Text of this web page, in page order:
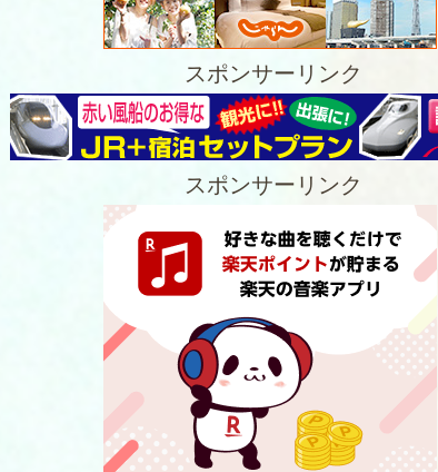
スポンサーリンク
スポンサーリンク